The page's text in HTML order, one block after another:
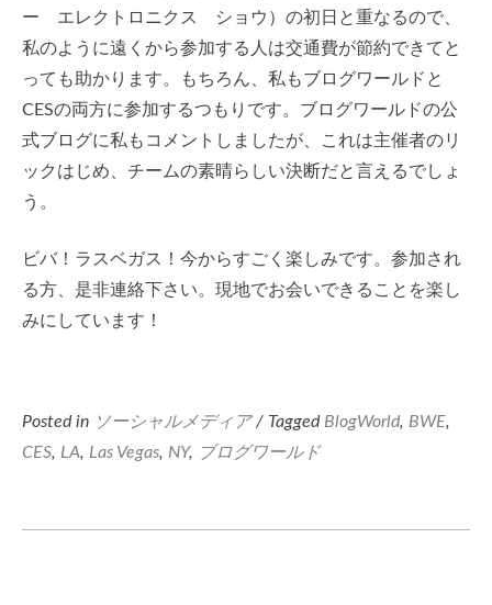
ー エレクトロニクス ショウ）の初日と重なるので、
私のように遠くから参加する人は交通費が節約できてと
っても助かります。もちろん、私もブログワールドと
CESの両方に参加するつもりです。ブログワールドの公
式ブログに私もコメントしましたが、これは主催者のリ
ックはじめ、チームの素晴らしい決断だと言えるでしょ
う。
ビバ！ラスベガス！今からすごく楽しみです。参加され
る方、是非連絡下さい。現地でお会いできることを楽し
みにしています！
Posted in ソーシャルメディア / Tagged BlogWorld, BWE,
CES, LA, Las Vegas, NY, ブログワールド